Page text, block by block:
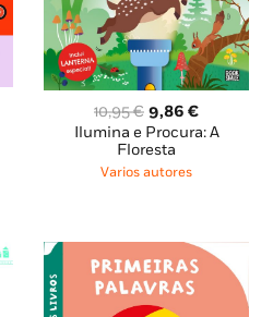
10,95€ O
preço
original
era:
9,86€O
preço
Ilumina e Procura: A
Floresta
Varios autores